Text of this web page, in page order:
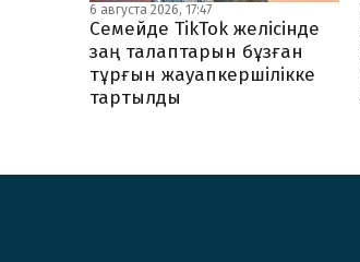
6 августа 2026, 17:47
Семейде TikTok желісінде
заң талаптарын бұзған
тұрғын жауапкершілікке
тартылды